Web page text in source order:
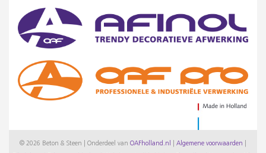
© 2026 Beton & Steen | Onderdeel van OAFholland.nl Algemene voorwaarden